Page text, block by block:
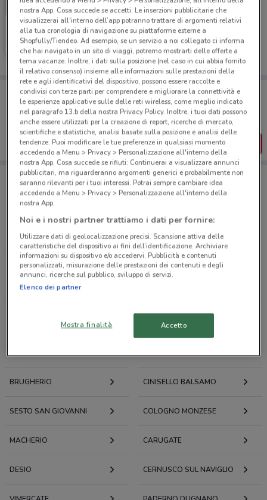
Ferrarelle
Scade il 16/08 1 km
Porta DoveConviene sempre con te!
Puoi trovare le migliori offerte dei negozi vicino a te,
salvarle e creare la tua lista del risparmio, comodamente
dal tuo cellulare.
SCARICA L’APP
Negozi di Novità a Monza
LOACKER CAFFÈ BORBONE
Tutti i negozi
Volantini e offerte intorno a Monza
BRUGHERIO CINISELLO BALSAMO
SESTO SAN GIOVANNI COLOGNO MONZESE
MACHERIO CARUGATE
DESIO CERNUSCO SUL NAVIGLIO
nostra App. Cosa succede se accetti: Le inserzioni pubblicitarie che
visualizzerai all'interno dell’app potranno trattare di argomenti relativi
alla tua cronologia di navigazione su piattaforme esterne a
Shopfully/Tiendeo. Ad esempio, se un servizio a noi collegato ci informa
che hai navigato in un sito di viaggi, potremo mostrarti delle offerte a
tema vacanze. Inoltre, i dati sulla posizione (nel caso in cui abbia fornito
il relativo consenso) insieme alle informazioni sulle prestazioni della
rete e agli identificativi del dispositivo, possono essere raccolte e
condivisi con terze parti per comprendere e migliorare la connettività e
le esperienze applicative sulle delle reti wireless, come meglio indicato
nel paragrafo 13.b della nostra Privacy Policy. Inoltre, i tuoi dati possono
anche essere utilizzati per la creazione di report, ricerche di mercato,
scientifiche e statistiche, analisi basate sulla posizione e analisi delle
tendenze. Puoi modificare le tue preferenze in qualsiasi momento
accedendo a Menu > Privacy > Personalizzazione all'interno della
nostra App. Cosa succede se rifiuti: Continuerai a visualizzare annunci
pubblicitari, ma riguarderanno argomenti generici e probabilmente non
saranno rilevanti per i tuoi interessi. Potrai sempre cambiare idea
accedendo a Menu > Privacy > Personalizzazione all'interno della
nostra App.
Noi e i nostri partner trattiamo i dati per fornire:
Utilizzare dati di geolocalizzazione precisi. Scansione attiva delle
caratteristiche del dispositivo ai fini dell’identificazione. Archiviare
informazioni su dispositivo e/o accedervi. Pubblicità e contenuti
personalizzati, misurazione delle prestazioni dei contenuti e degli
annunci, ricerche sul pubblico, sviluppo di servizi.
Elenco dei partner
Mostra finalità Accetto